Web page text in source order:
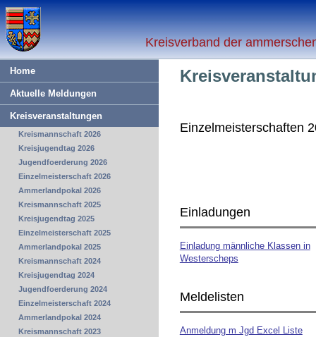
Kreisverband der
Einzelmeisterschaften
Einladungen
Einladung männliche Klassen in
Westerscheps
Meldelisten
Anmeldung m Jgd Excel Liste
Home
Aktuelle Meldungen
Kreisveranstaltungen
Kreismannschaft 2026
Kreisjugendtag 2026
Jugendfoerderung 2026
Einzelmeisterschaft 2026
Ammerlandpokal 2026
Kreismannschaft 2025
Kreisjugendtag 2025
Einzelmeisterschaft 2025
Ammerlandpokal 2025
Kreismannschaft 2024
Kreisjugendtag 2024
Jugendfoerderung 2024
Einzelmeisterschaft 2024
Ammerlandpokal 2024
Kreismannschaft 2023